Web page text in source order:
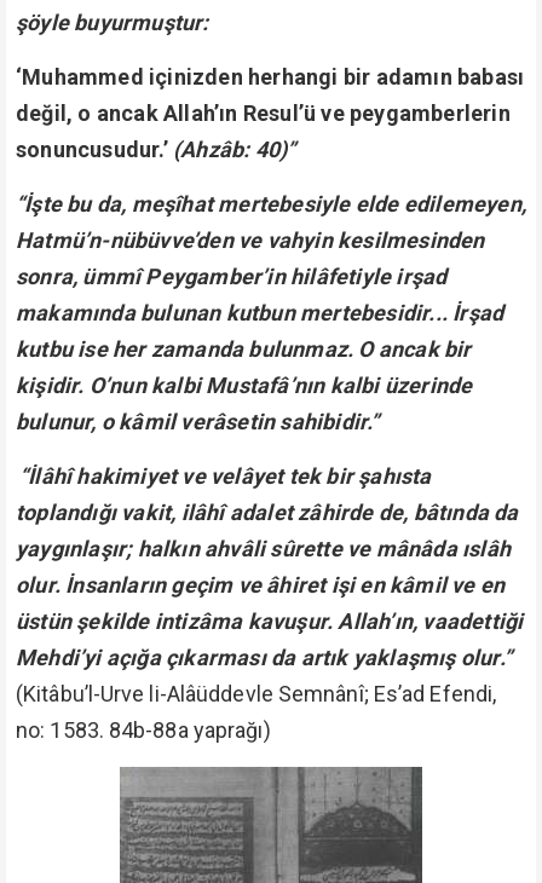
şöyle buyurmuştur:
‘Muhammed içinizden herhangi bir adamın babası
değil, o ancak Allah’ın Resul’ü ve peygamberlerin
sonuncusudur.’ (Ahzâb: 40)”
“İşte bu da, meşîhat mertebesiyle elde edilemeyen,
Hatmü’n-nübüvve’den ve vahyin kesilmesinden
sonra, ümmî Peygamber’in hilâfetiyle irşad
makamında bulunan kutbun mertebesidir... İrşad
kutbu ise her zamanda bulunmaz. O ancak bir
kişidir. O’nun kalbi Mustafâ’nın kalbi üzerinde
bulunur, o kâmil verâsetin sahibidir.”
“İlâhî hakimiyet ve velâyet tek bir şahısta
toplandığı vakit, ilâhî adalet zâhirde de, bâtında da
yaygınlaşır; halkın ahvâli sûrette ve mânâda ıslâh
olur. İnsanların geçim ve âhiret işi en kâmil ve en
üstün şekilde intizâma kavuşur. Allah’ın, vaadettiği
Mehdi’yi açığa çıkarması da artık yaklaşmış olur.”
(Kitâbu’l-Urve li-Alâüddevle Semnânî; Es’ad Efendi,
no: 1583. 84b-88a yaprağı)